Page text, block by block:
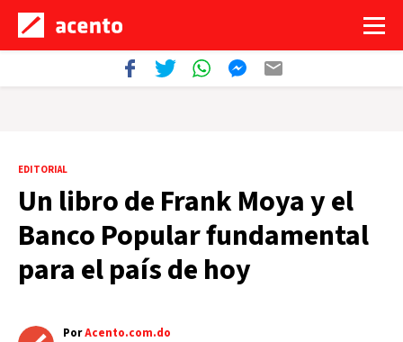
EDITORIAL
Un libro de Frank Moya y el
Banco Popular fundamental
para el país de hoy
PorAcento.com.do